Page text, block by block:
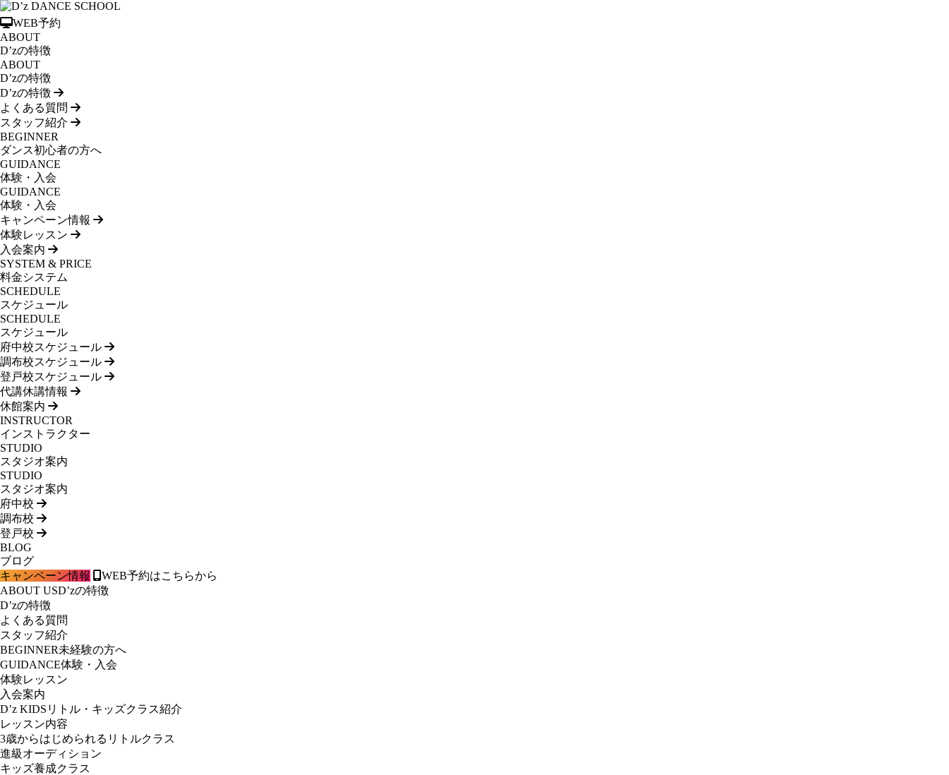
WEB予約
ABOUT
D’zの特徴
ABOUT
D’zの特徴
D’zの特徴
よくある質問
スタッフ紹介
BEGINNER
ダンス初心者の方へ
GUIDANCE
体験・入会
GUIDANCE
体験・入会
キャンペーン情報
体験レッスン
入会案内
SYSTEM & PRICE
料金システム
SCHEDULE
スケジュール
SCHEDULE
スケジュール
府中校スケジュール
調布校スケジュール
登戸校スケジュール
代講休講情報
休館案内
INSTRUCTOR
インストラクター
STUDIO
スタジオ案内
STUDIO
スタジオ案内
府中校
調布校
登戸校
BLOG
ブログ
キャンペーン情報
WEB予約はこちらから
ABOUT USD’zの特徴
D’zの特徴
よくある質問
スタッフ紹介
BEGINNER未経験の方へ
GUIDANCE体験・入会
体験レッスン
入会案内
D’z KIDS リトル・キッズクラス紹介
レッスン内容
3歳からはじめられるリトルクラス
進級オーディション
キッズ養成クラス